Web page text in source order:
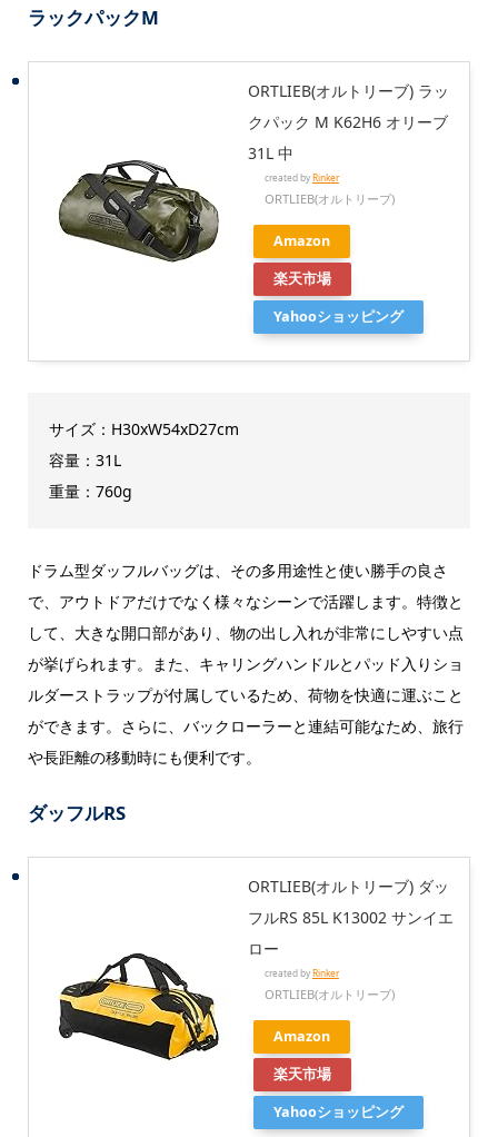
ラックパックM
ORTLIEB(オルトリーブ) ラッ
クパック M K62H6 オリーブ
31L 中
created byRinker
ORTLIEB(オルトリーブ)
Amazon
楽天市場
Yahooショッピング
サイズ：H30xW54xD27cm
容量：31L
重量：760g
ドラム型ダッフルバッグは、その多用途性と使い勝手の良さ
で、アウトドアだけでなく様々なシーンで活躍します。特徴と
して、大きな開口部があり、物の出し入れが非常にしやすい点
が挙げられます。また、キャリングハンドルとパッド入りショ
ルダーストラップが付属しているため、荷物を快適に運ぶこと
ができます。さらに、バックローラーと連結可能なため、旅行
や長距離の移動時にも便利です。
ダッフルRS
ORTLIEB(オルトリーブ) ダッ
フルRS 85L K13002 サンイエ
ロー
created byRinker
ORTLIEB(オルトリーブ)
Amazon
楽天市場
Yahooショッピング